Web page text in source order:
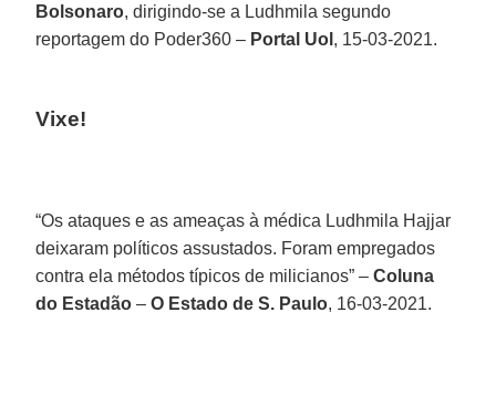
Bolsonaro, dirigindo-se a Ludhmila segundo
reportagem do Poder360 – Portal Uol , 15-03-2021.
Vixe!
“Os ataques e as ameaças à médica Ludhmila Hajjar
deixaram políticos assustados. Foram empregados
contra ela métodos típicos de milicianos” –Coluna
do Estadão –O Estado de S. Paulo, 16-03-2021.